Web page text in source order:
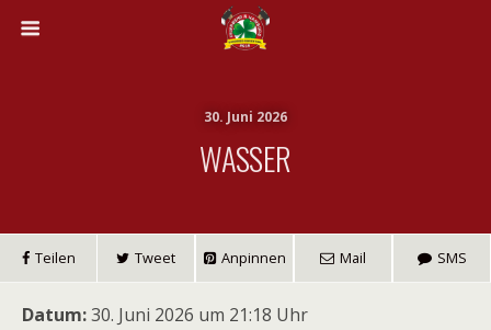
30. Juni 2026
WASSER
Teilen Tweet Anpinnen Mail SMS
Datum:30. Juni 2026 um 21:18 Uhr